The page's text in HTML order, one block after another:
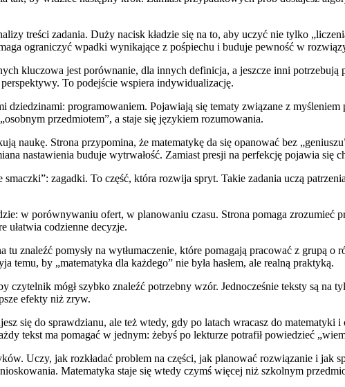
treści zadania. Duży nacisk kładzie się na to, aby uczyć nie tylko
ograniczyć wpadki wynikające z pośpiechu i buduje pewność w
kluczowa jest porównanie, dla innych definicja, a jeszcze inni
To podejście wspiera indywidualizację.
dziedzinami: programowaniem. Pojawiają się tematy związane z
przedmiotem”, a staje się językiem rozumowania.
naukę. Strona przypomina, że matematykę da się opanować bez
nastawienia buduje wytrwałość. Zamiast presji na perfekcję pojawia się
zagadki. To część, która rozwija spryt. Takie zadania uczą
w porównywaniu ofert, w planowaniu czasu. Strona pomaga zrozumieć
ułatwia codzienne decyzje.
znaleźć pomysły na wytłumaczenie, które pomagają pracować z grupą o
by „matematyka dla każdego” nie była hasłem, ale realną praktyką.
czytelnik mógł szybko znaleźć potrzebny wzór. Jednocześnie teksty są na
efekty niż zryw.
się do sprawdzianu, ale też wtedy, gdy po latach wracasz do matematyki i
tekst ma pomagać w jednym: żebyś po lekturze potrafił powiedzieć
Uczy, jak rozkładać problem na części, jak planować rozwiązanie i jak
Matematyka staje się wtedy czymś więcej niż szkolnym